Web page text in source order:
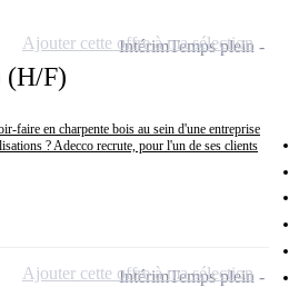
(H/F)
faire en charpente bois au sein d'une entreprise
? Adecco recrute, pour l'un de ses clients
IntérimTemps plein
Ajouter cette offre à ma sélection
IntérimTemps plein
Ajouter cette offre à ma sélection